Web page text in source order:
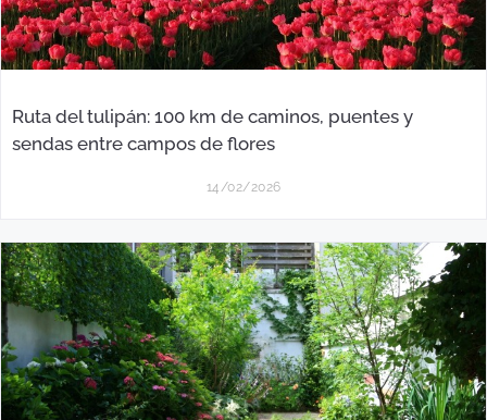
Ruta del tulipán: 100 km de caminos, puentes y
sendas entre campos de flores
14/02/2026